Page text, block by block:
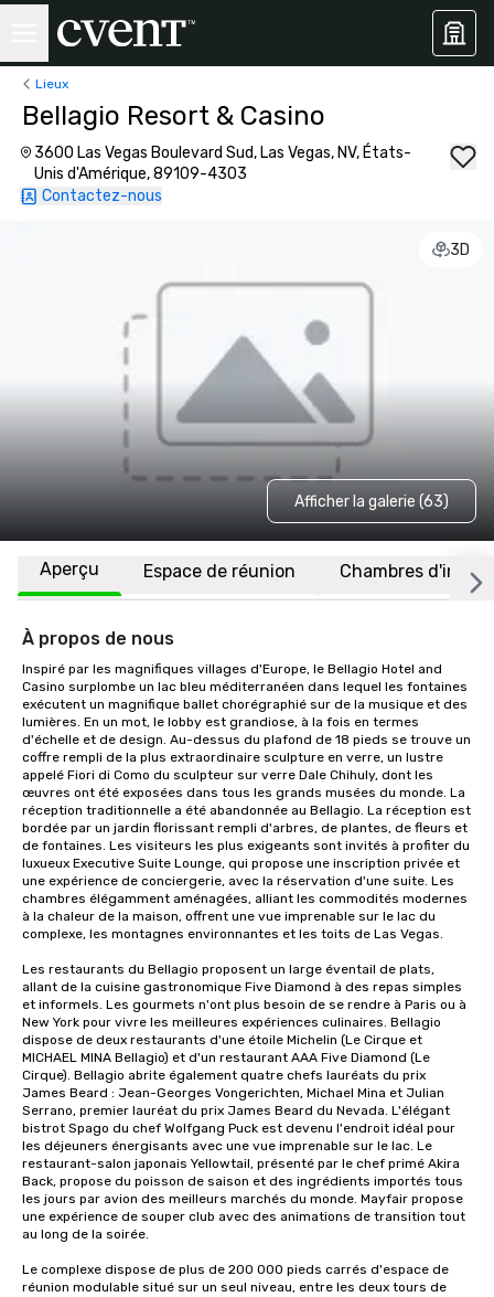
Lieux
Bellagio Resort & Casino
3600 Las Vegas Boulevard Sud, Las Vegas, NV, États-
Unis d'Amérique, 89109-4303
Contactez-nous
3D
Afficher la galerie (63)
Aperçu Espace de réunion Chambres
À propos de nous
Inspiré par les magnifiques villages d'Europe, le Bellagio Hotel and
Casino surplombe un lac bleu méditerranéen dans lequel les fontaines
exécutent un magnifique ballet chorégraphié sur de la musique et des
lumières. En un mot, le lobby est grandiose, à la fois en termes
d'échelle et de design. Au-dessus du plafond de 18 pieds se trouve un
coffre rempli de la plus extraordinaire sculpture en verre, un lustre
appelé Fiori di Como du sculpteur sur verre Dale Chihuly, dont les
œuvres ont été exposées dans tous les grands musées du monde. La
réception traditionnelle a été abandonnée au Bellagio. La réception est
bordée par un jardin florissant rempli d'arbres, de plantes, de fleurs et
de fontaines. Les visiteurs les plus exigeants sont invités à profiter du
luxueux Executive Suite Lounge, qui propose une inscription privée et
une expérience de conciergerie, avec la réservation d'une suite. Les
chambres élégamment aménagées, alliant les commodités modernes
à la chaleur de la maison, offrent une vue imprenable sur le lac du
complexe, les montagnes environnantes et les toits de Las Vegas.
Les restaurants du Bellagio proposent un large éventail de plats,
allant de la cuisine gastronomique Five Diamond à des repas simples
et informels. Les gourmets n'ont plus besoin de se rendre à Paris ou à
New York pour vivre les meilleures expériences culinaires. Bellagio
dispose de deux restaurants d'une étoile Michelin (Le Cirque et
MICHAEL MINA Bellagio) et d'un restaurant AAA Five Diamond (Le
Cirque). Bellagio abrite également quatre chefs lauréats du prix
James Beard : Jean-Georges Vongerichten, Michael Mina et Julian
Serrano, premier lauréat du prix James Beard du Nevada. L'élégant
bistrot Spago du chef Wolfgang Puck est devenu l'endroit idéal pour
les déjeuners énergisants avec une vue imprenable sur le lac. Le
restaurant-salon japonais Yellowtail, présenté par le chef primé Akira
Back, propose du poisson de saison et des ingrédients importés tous
les jours par avion des meilleurs marchés du monde. Mayfair propose
une expérience de souper club avec des animations de transition tout
au long de la soirée.
Le complexe dispose de plus de 200 000 pieds carrés d'espace de
réunion modulable situé sur un seul niveau, entre les deux tours de